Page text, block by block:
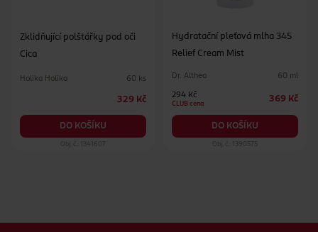
Zklidňující polštářky pod oči
Cica
Holika Holika 60 ks
329 Kč
DO KOŠÍKU
Obj. č.: 1341607
Hydratační pleťová mlha 345
Relief Cream Mist
Dr. Althea 60 ml
294 Kč
CLUB cena
369 Kč
DO KOŠÍKU
Obj. č.: 1390575